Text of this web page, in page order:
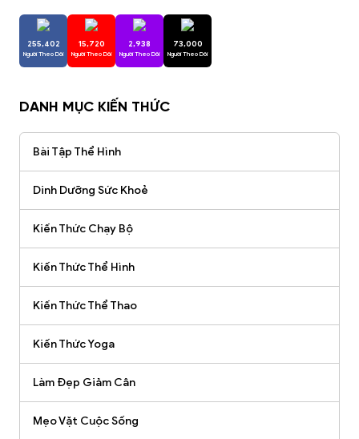
255,402
Người Theo Dõi
15,720
Người Theo Dõi
2,938
Người Theo Dõi
73,000
Người Theo Dõi
DANH MỤC KIẾN THỨC
Bài Tập Thể Hình
Dinh Dưỡng Sức Khoẻ
Kiến Thức Chạy Bộ
Kiến Thức Thể Hình
Kiến Thức Thể Thao
Kiến Thức Yoga
Làm Đẹp Giảm Cân
Mẹo Vặt Cuộc Sống